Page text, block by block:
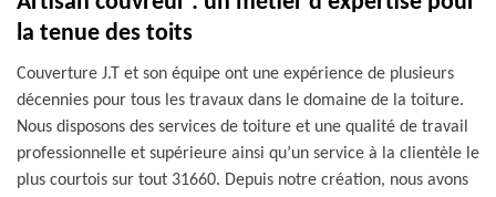
la tenue des toits
Couverture J.T et son équipe ont une expérience de plusieurs
décennies pour tous les travaux dans le domaine de la toiture.
Nous disposons des services de toiture et une qualité de travail
professionnelle et supérieure ainsi qu’un service à la clientèle le
plus courtois sur tout 31660. Depuis notre création, nous avons